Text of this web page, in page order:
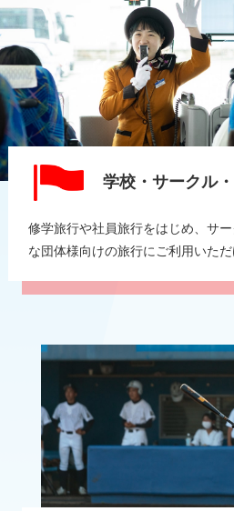
学校・サークル
修学旅行や社員旅行をはじめ、サ
な団体様向けの旅行にご利用いただ